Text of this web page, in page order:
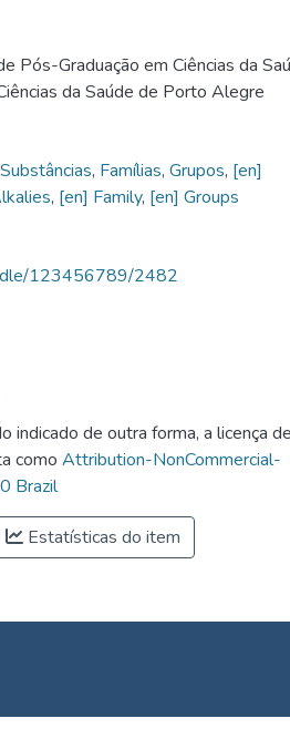
Pós-Graduação em Ciências da
da Saúde de Porto Alegre
Substâncias, Famílias, Grupos, [en]
, [en] Family, [en] Groups
123456789/2482
indicado de outra forma, a licença
como Attribution-NonCommercial-
Brazil
Estatísticas do item